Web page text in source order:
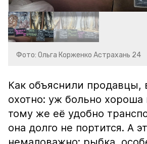
Фото: Ольга Корженко Астрахань 24
Как объяснили продавцы,
охотно: уж больно хороша
тому же её удобно
она долго не портится. А